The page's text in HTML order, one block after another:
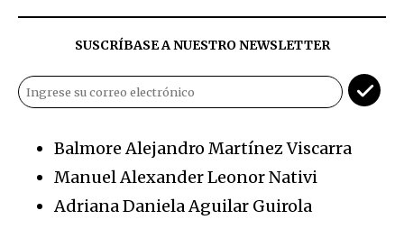
SUSCRÍBASE A NUESTRO NEWSLETTER
Balmore Alejandro Martínez Viscarra
Manuel Alexander Leonor Nativi
Adriana Daniela Aguilar Guirola